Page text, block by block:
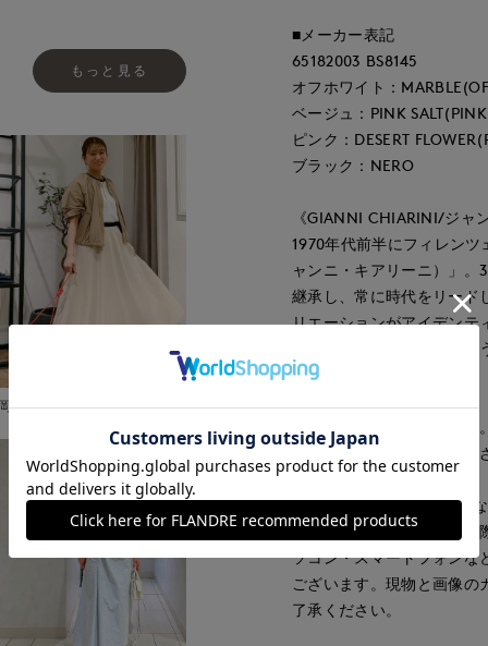
もっと見る
山天満屋SUPERIORCLOSET
■メーカー表記
65182003 BS8145
オフホワイト：
ベージュ：PINK
ピンク：DESERT
ブラック：NERO
《GIANNI CHIARINI/ジャ
1970年代前半にフィレン
ャンニ・キアリーニ）」
継承し、常に時代をリード
リエーションがアイデンテ
る。革を無駄にしないと
画像の商品はサンプルで
が若干変更になる場合がご
■カラーについては、可能
すが、照明の関係により実
ソコン・スマートフォンな
ございます。現物と画像の
了承ください。